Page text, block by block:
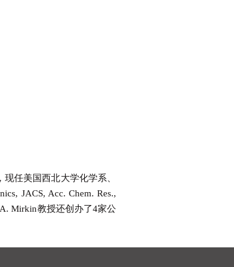
任美国西北大学化学系、
JACS, Acc. Chem. Res.,
Mirkin教授还创办了4家公